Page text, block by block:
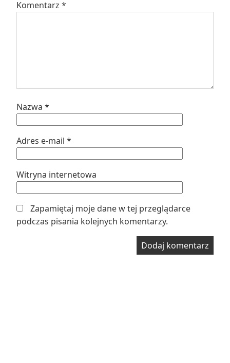
Komentarz *
Nazwa *
Adres e-mail *
Witryna internetowa
Zapamiętaj moje dane w tej przeglądarce
podczas pisania kolejnych komentarzy.